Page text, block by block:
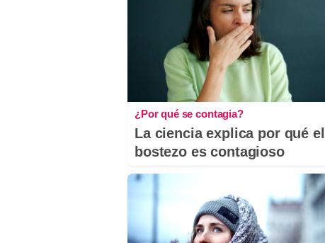
¿Por qué se contagia?
La ciencia explica por qué el
bostezo es contagioso